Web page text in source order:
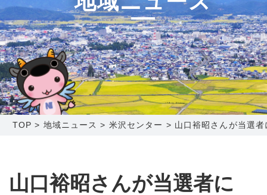
新潟センター 025-210-1200
料金シミュレーション
サポート
Q&A
センター情報
採用情報
〒992-0044
山形県米沢市春日四丁目2-75
0238-24-2525
営業時間 9:00～18:00
〒960-8252
福島県福島市御山字一本松17-1-
1
0120-173-577
営業時間 9:15～18:00
TOP > 地域ニュース > 米沢センター > 山口裕昭さんが当選者
山口裕昭さんが当選者に